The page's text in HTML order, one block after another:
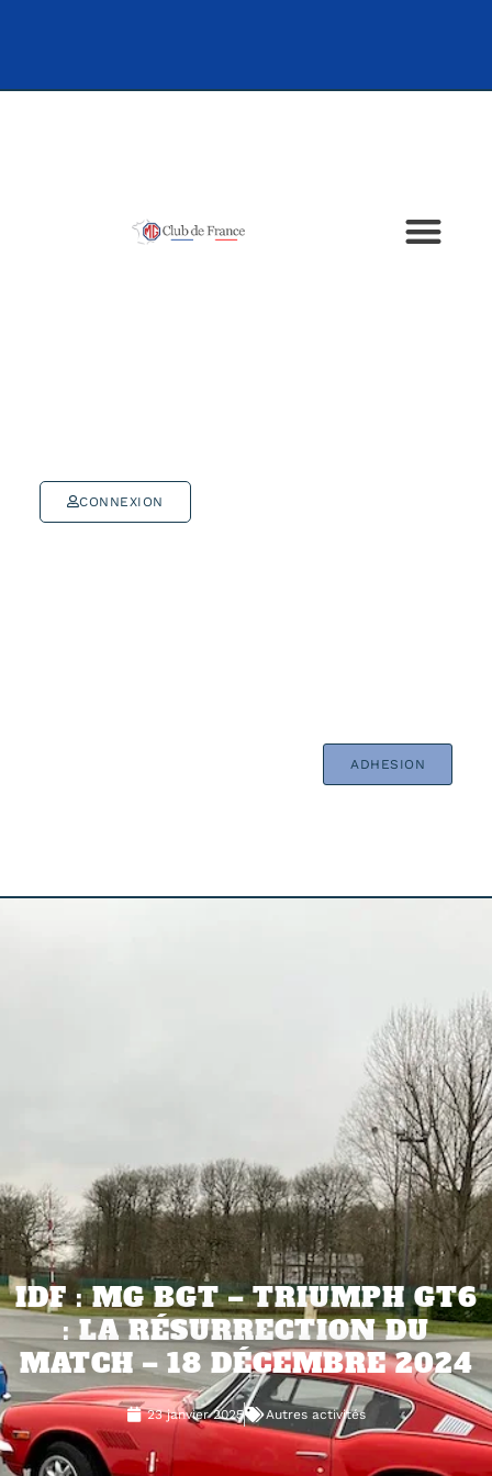
CONNEXION
ADHESION
IDF : MG BGT – TRIUMPH GT6
: LA RÉSURRECTION DU
MATCH – 18 DÉCEMBRE 2024
23 janvier 2025 Autres activités